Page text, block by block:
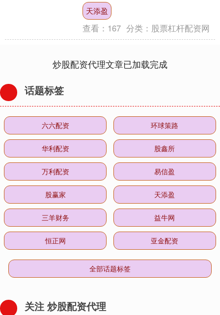
天添盈
查看： 167 分类： 股票杠杆配资网
炒股配资代理文章已加载完成
话题标签
六六配资 环球策路
华利配资 股鑫所
万利配资 易信盈
股赢家 天添盈
三羊财务 益牛网
恒正网 亚金配资
全部话题标签
关注 炒股配资代理